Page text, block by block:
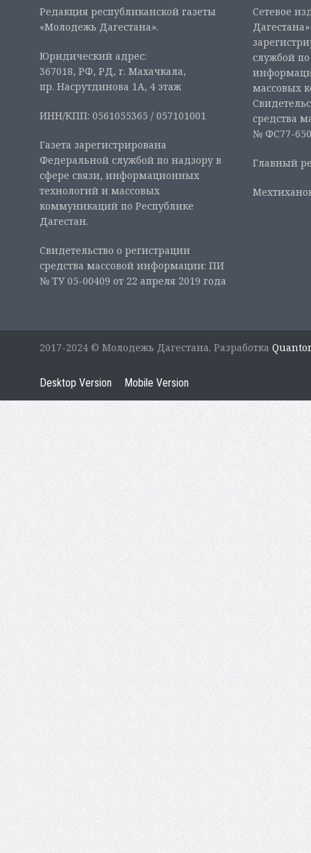
Редакция республиканской газеты
«Молодежь Дагестана».
Юридический адрес:
367018, РФ, РД, г. Махачкала,
пр. Насрутдинова 1А, 4 этаж
ИНН/КПП: 0561055365 / 057101001
Газета зарегистрирована
Федеральной службой по надзору в
сфере связи, информационных
технологий и массовых
коммуникаций по Республике
Дагестан.
Свидетельство о регистрации
средства массовой информации: ПИ
№ ТУ 05-00409 от 22 апреля 2019 года
Сетевое
службой
массовых
средства
№ ФС77-
Главный
2017-2024 © Молодежь Дагестана. Разработка
Desktop Version Mobile Version